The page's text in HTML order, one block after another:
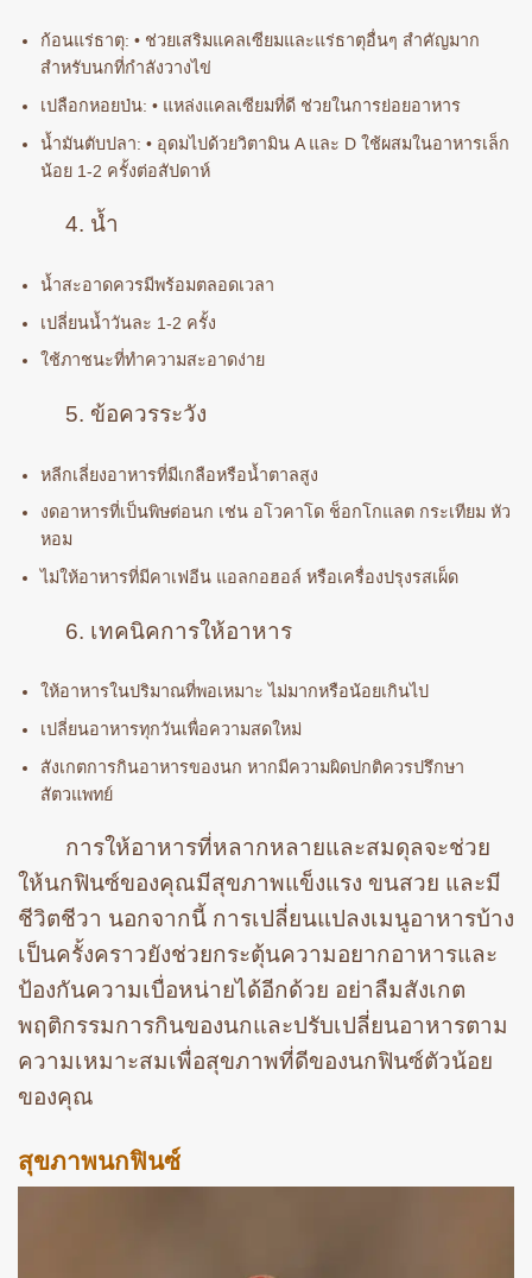
ก้อนแร่ธาตุ: • ช่วยเสริมแคลเซียมและแร่ธาตุอื่นๆ สำคัญมาก
สำหรับนกที่กำลังวางไข่
เปลือกหอยป่น: • แหล่งแคลเซียมที่ดี ช่วยในการย่อยอาหาร
น้ำมันตับปลา: • อุดมไปด้วยวิตามิน A และ D ใช้ผสมในอาหารเล็ก
น้อย 1-2 ครั้งต่อสัปดาห์
4. น้ำ
น้ำสะอาดควรมีพร้อมตลอดเวลา
เปลี่ยนน้ำวันละ 1-2 ครั้ง
ใช้ภาชนะที่ทำความสะอาดง่าย
5. ข้อควรระวัง
หลีกเลี่ยงอาหารที่มีเกลือหรือน้ำตาลสูง
งดอาหารที่เป็นพิษต่อนก เช่น อโวคาโด ช็อกโกแลต กระเทียม หัว
หอม
ไม่ให้อาหารที่มีคาเฟอีน แอลกอฮอล์ หรือเครื่องปรุงรสเผ็ด
6. เทคนิคการให้อาหาร
ให้อาหารในปริมาณที่พอเหมาะ ไม่มากหรือน้อยเกินไป
เปลี่ยนอาหารทุกวันเพื่อความสดใหม่
สังเกตการกินอาหารของนก หากมีความผิดปกติควรปรึกษา
สัตวแพทย์
การให้อาหารที่หลากหลายและสมดุลจะช่วย
ให้นกฟินซ์ของคุณมีสุขภาพแข็งแรง ขนสวย และมี
ชีวิตชีวา นอกจากนี้ การเปลี่ยนแปลงเมนูอาหารบ้าง
เป็นครั้งคราวยังช่วยกระตุ้นความอยากอาหารและ
ป้องกันความเบื่อหน่ายได้อีกด้วย อย่าลืมสังเกต
พฤติกรรมการกินของนกและปรับเปลี่ยนอาหารตาม
ความเหมาะสมเพื่อสุขภาพที่ดีของนกฟินซ์ตัวน้อย
ของคุณ
สุขภาพนกฟินซ์